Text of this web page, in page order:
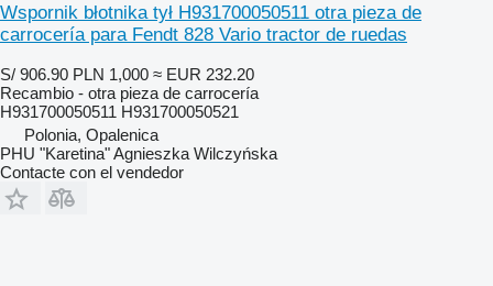
Wspornik błotnika tył H931700050511 otra pieza de
carrocería para Fendt 828 Vario tractor de ruedas
S/ 906.90 PLN 1,000 ≈ EUR 232.20
Recambio - otra pieza de carrocería
H931700050511 H931700050521
Polonia, Opalenica
PHU "Karetina" Agnieszka Wilczyńska
Contacte con el vendedor